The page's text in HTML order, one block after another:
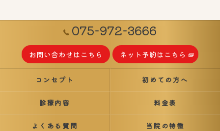
075-972-3666
お問い合わせはこちら ネット予約はこちら
コンセプト 初めての方へ
診療内容 料金表
よくある質問 当院の特徴